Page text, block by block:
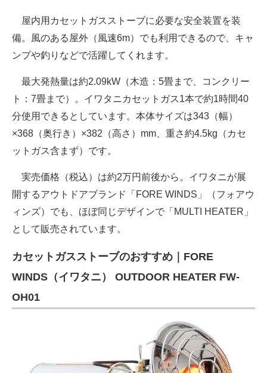
屋内用カセットガスストーブに必要な安全装置を装
備。風のある屋外（風速6m）でも利用できるので、キャ
ンプや釣りなどで活躍してくれます。
最大発熱量は約2.09kW（木造：5畳まで、コンクリー
ト：7畳まで）。イワタニカセットガス1本で約1時間40
分使用できるとしています。本体サイズは343（幅）
×368（奥行き）×382（高さ）mm、重さ約4.5kg（カセ
ットガス含まず）です。
実売価格（税込）は約2万円前後から。イワタニが展
開するアウトドアブランド「FORE WINDS」（フォアウ
ィンズ）でも、ほぼ同じデザインで「MULTI HEATER」
として販売されています。
カセットガスストーブのおすすめ｜FORE
WINDS（イワタニ） OUTDOOR HEATER FW-
OH01